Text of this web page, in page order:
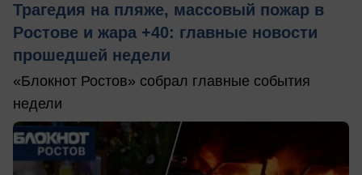
Трагедия на пляже, массовый пожар в
Ростове и жара +40: главные новости
прошедшей недели
«Блокнот Ростов» собрал главные события
недели